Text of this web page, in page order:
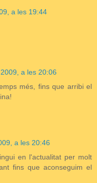
a les 19:44
a les 20:06
més, fins que arribi el
a les 20:46
en l'actualitat per molt
fins que aconseguim el